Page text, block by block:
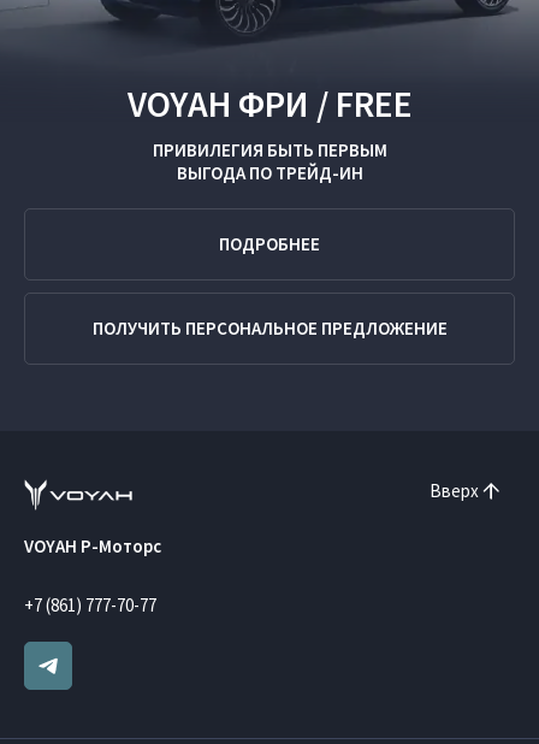
VOYAH ФРИ / FREE
ПРИВИЛЕГИЯ БЫТЬ ПЕРВЫМ
ВЫГОДА ПО ТРЕЙД-ИН
ПОДРОБНЕЕ
ПОЛУЧИТЬ ПЕРСОНАЛЬНОЕ ПРЕДЛОЖЕНИЕ
Вверх
VOYAH Р-Моторс
+7 (861) 777-70-77